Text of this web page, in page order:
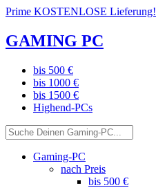
Prime KOSTENLOSE Lieferung!
GAMING PC
bis 500 €
bis 1000 €
bis 1500 €
Highend-PCs
Gaming-PC
nach Preis
bis 500 €